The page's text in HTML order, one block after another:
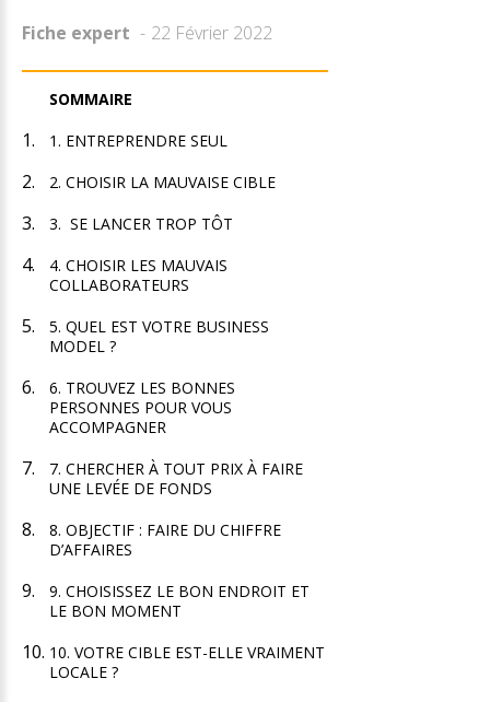
Fiche expert 22 Février 2022
SOMMAIRE
1. ENTREPRENDRE SEUL
2. CHOISIR LA MAUVAISE CIBLE
3. SE LANCER TROP TÔT
4. CHOISIR LES MAUVAIS
COLLABORATEURS
5. QUEL EST VOTRE BUSINESS
MODEL ?
6. TROUVEZ LES BONNES
PERSONNES POUR VOUS
ACCOMPAGNER
7. CHERCHER À TOUT PRIX À FAIRE
UNE LEVÉE DE FONDS
8. OBJECTIF : FAIRE DU CHIFFRE
D’AFFAIRES
9. CHOISISSEZ LE BON ENDROIT ET
LE BON MOMENT
10. VOTRE CIBLE EST-ELLE VRAIMENT
LOCALE ?